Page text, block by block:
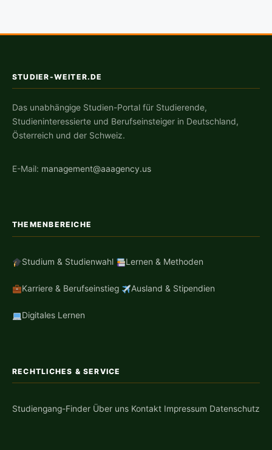
STUDIER-WEITER.DE
Das unabhängige Studien-Portal für Studierende,
Studieninteressierte und Berufseinsteiger in Deutschland,
Österreich und der Schweiz.
E-Mail: management@aaagency.us
THEMENBEREICHE
Studium & Studienwahl Lernen & Methoden
Karriere & Berufseinstieg Ausland & Stipendien
Digitales Lernen
RECHTLICHES & SERVICE
Studiengang-Finder Über uns Kontakt Impressum Datenschutz